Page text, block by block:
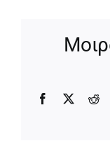
Facebook
X